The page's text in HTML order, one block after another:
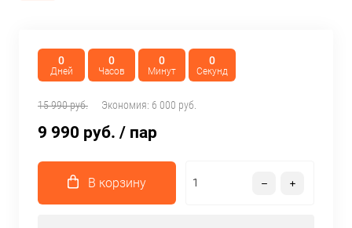
0
Дней
0
Часов
0
Минут
0
Секунд
15 990 руб. Экономия: 6 000 руб.
9 990 руб. / пар
В корзину